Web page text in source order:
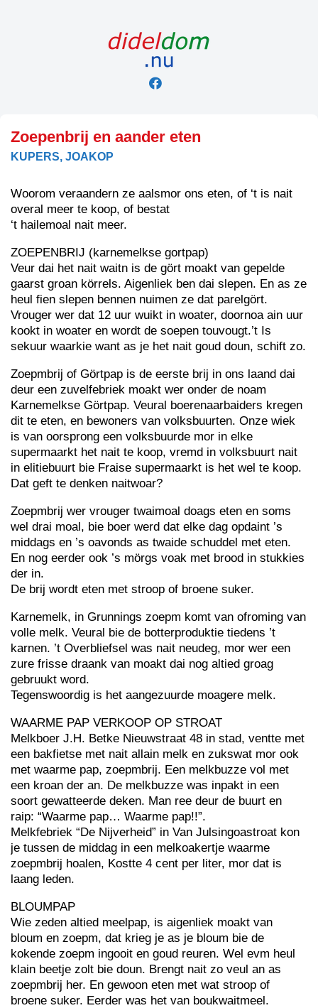
Zoepenbrij en aander eten
KUPERS, JOAKOP
Woorom veraandern ze aalsmor ons eten, of ‘t is nait
overal meer te koop, of bestat
‘t hailemoal nait meer.
ZOEPENBRIJ (karnemelkse gortpap)
Veur dai het nait waitn is de gört moakt van gepelde
gaarst groan körrels. Aigenliek ben dai slepen. En as ze
heul fien slepen bennen nuimen ze dat parelgört.
Vrouger wer dat 12 uur wuikt in woater, doornoa ain uur
kookt in woater en wordt de soepen touvougt.’t Is
sekuur waarkie want as je het nait goud doun, schift zo.
Zoepmbrij of Görtpap is de eerste brij in ons laand dai
deur een zuvelfebriek moakt wer onder de noam
Karnemelkse Görtpap. Veural boerenaarbaiders kregen
dit te eten, en bewoners van volksbuurten. Onze wiek
is van oorsprong een volksbuurde mor in elke
supermaarkt het nait te koop, vremd in volksbuurt nait
in elitiebuurt bie Fraise supermaarkt is het wel te koop.
Dat geft te denken naitwoar?
Zoepmbrij wer vrouger twaimoal doags eten en soms
wel drai moal, bie boer werd dat elke dag opdaint ’s
middags en ’s oavonds as twaide schuddel met eten.
En nog eerder ook ’s mörgs voak met brood in stukkies
der in.
De brij wordt eten met stroop of broene suker.
Karnemelk, in Grunnings zoepm komt van ofroming van
volle melk. Veural bie de botterproduktie tiedens ’t
karnen. ’t Overbliefsel was nait neudeg, mor wer een
zure frisse draank van moakt dai nog altied groag
gebruukt word.
Tegenswoordig is het aangezuurde moagere melk.
WAARME PAP VERKOOP OP STROAT
Melkboer J.H. Betke Nieuwstraat 48 in stad, ventte met
een bakfietse met nait allain melk en zukswat mor ook
met waarme pap, zoepmbrij. Een melkbuzze vol met
een kroan der an. De melkbuzze was inpakt in een
soort gewatteerde deken. Man ree deur de buurt en
raip: “Waarme pap… Waarme pap!!”.
Melkfebriek “De Nijverheid” in Van Julsingoastroat kon
je tussen de middag in een melkoakertje waarme
zoepmbrij hoalen, Kostte 4 cent per liter, mor dat is
laang leden.
BLOUMPAP
Wie zeden altied meelpap, is aigenliek moakt van
bloum en zoepm, dat krieg je as je bloum bie de
kokende zoepm ingooit en goud reuren. Wel evm heul
klain beetje zolt bie doun. Brengt nait zo veul an as
zoepmbrij her. En gewoon eten met wat stroop of
broene suker. Eerder was het van boukwaitmeel.